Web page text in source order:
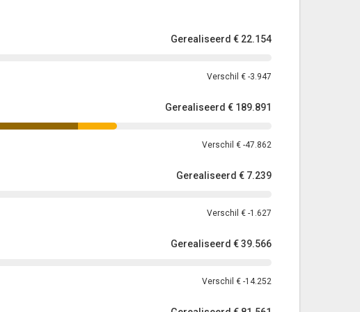
Gerealiseerd € 22.154
Verschil € -3.947
Gerealiseerd € 189.891
Verschil € -47.862
Gerealiseerd € 7.239
Verschil € -1.627
Gerealiseerd € 39.566
Verschil € -14.252